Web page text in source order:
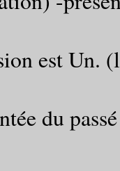
est Un.
du